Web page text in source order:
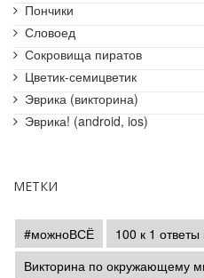
Пончики
Словоед
Сокровища пиратов
Цветик-семицветик
Эврика (викторина)
Эврика! (android, ios)
МЕТКИ
#можноВСЁ 100 к 1
Викторина по окружающему